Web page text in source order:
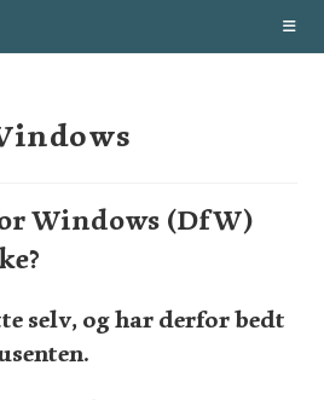
Windows (DfW)
selv, og har derfor bedt